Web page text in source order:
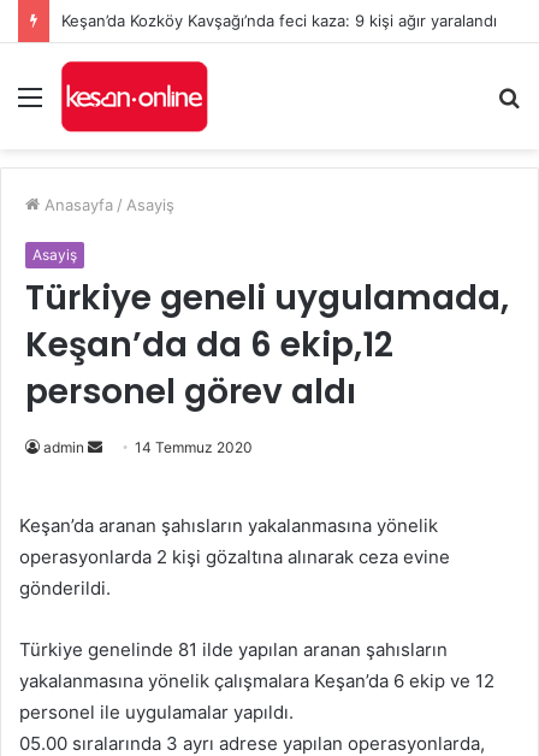
Keşan’da Kozköy Kavşağı’nda feci kaza: 9 kişi ağır yaralandı
Menü
...
Anasayfa / Asayiş
Asayiş
Türkiye geneli uygulamada,
Keşan’da da 6 ekip,12
personel görev aldı
admin
Bir
göndermek
14 Temmuz 2020
Keşan’da aranan şahısların yakalanmasına yönelik
operasyonlarda 2 kişi gözaltına alınarak ceza evine
gönderildi.
Türkiye genelinde 81 ilde yapılan aranan şahısların
yakalanmasına yönelik çalışmalara Keşan’da 6 ekip ve 12
personel ile uygulamalar yapıldı.
05.00 sıralarında 3 ayrı adrese yapılan operasyonlarda,